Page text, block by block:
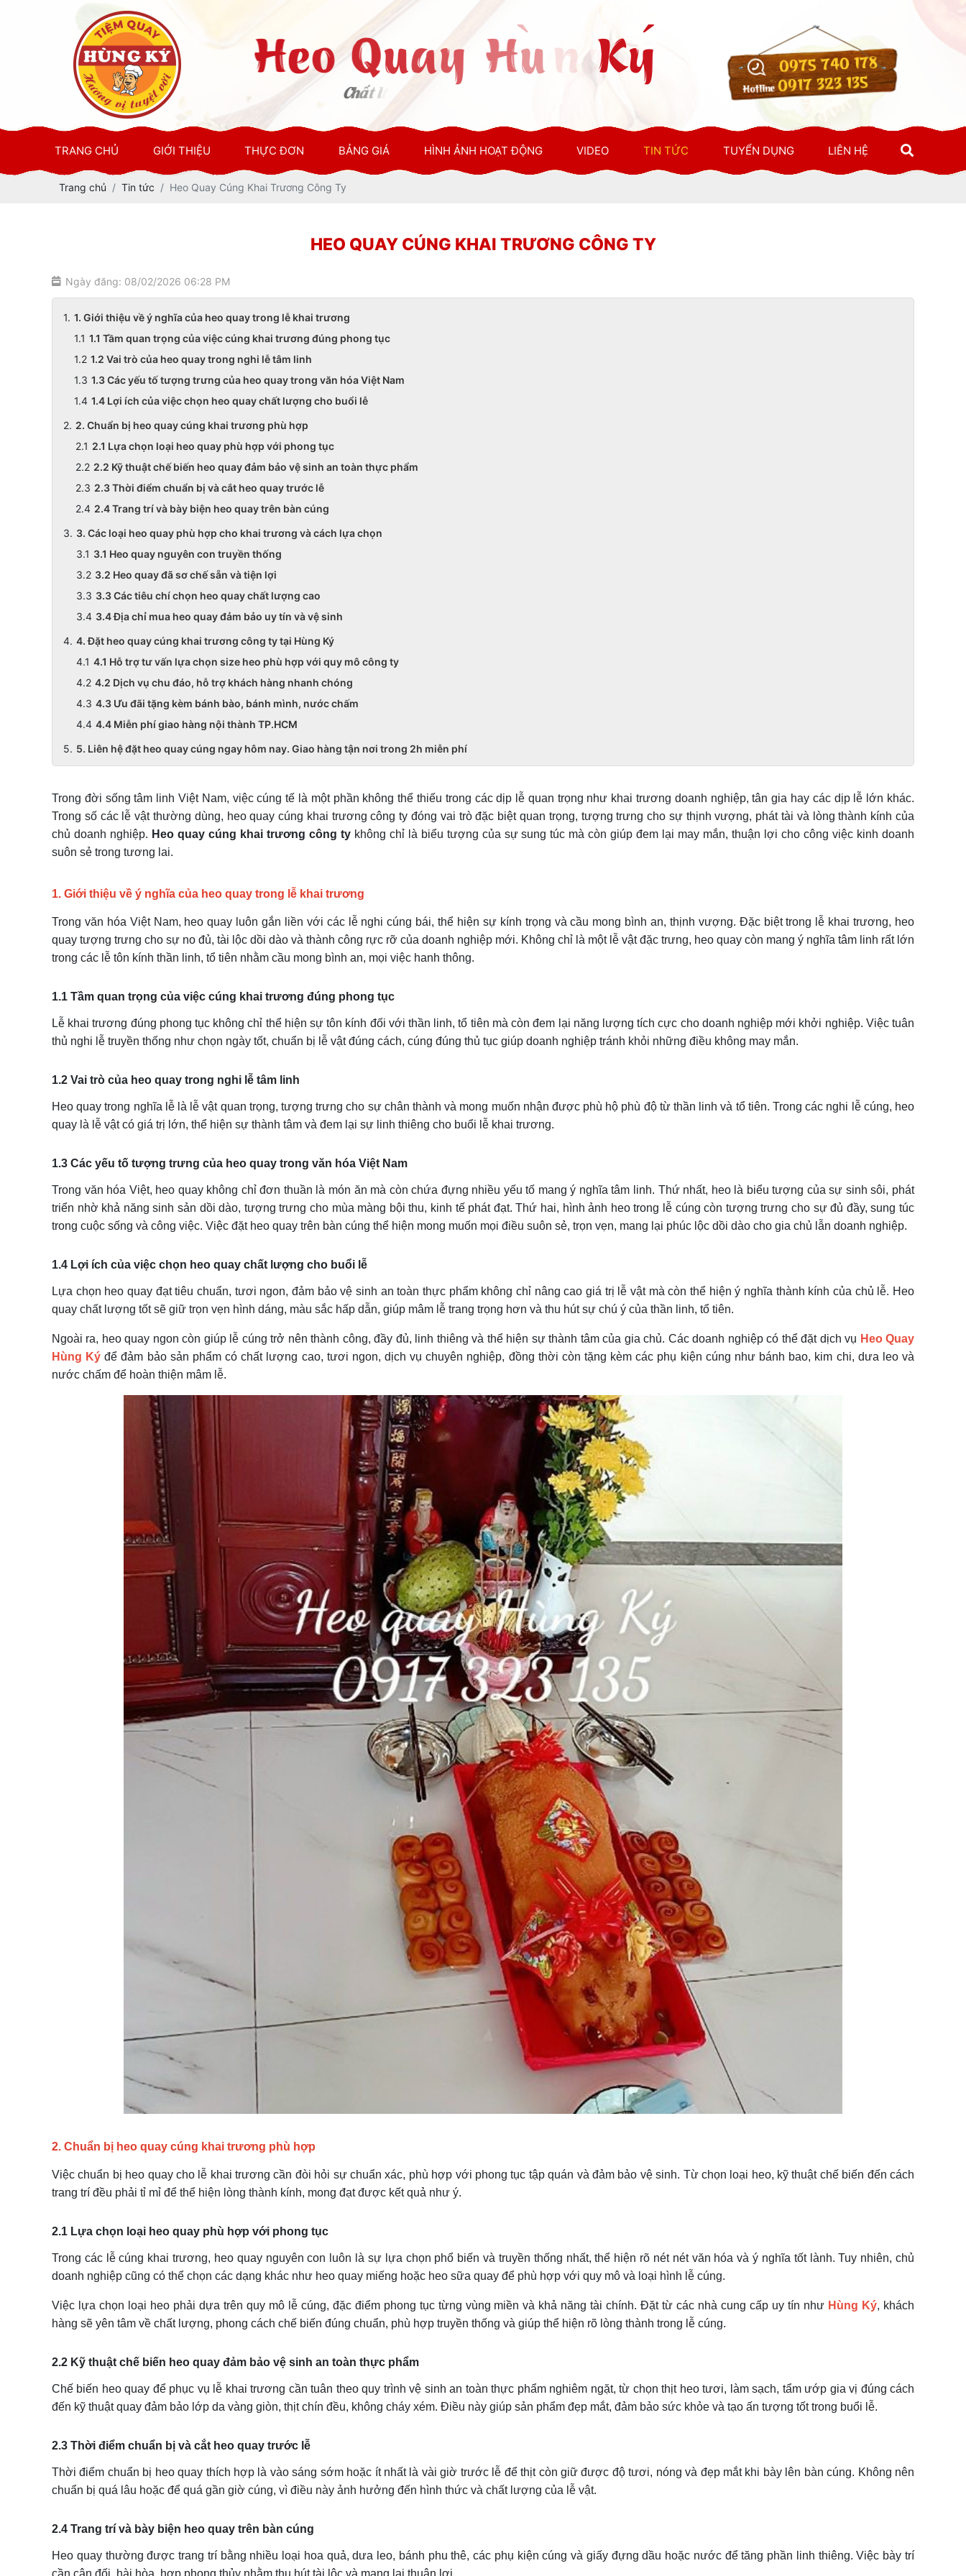
0975 740 178
Hotline0917 323 135
TRANG CHỦ GIỚI THIỆU THỰC ĐƠN BẢNG GIÁ HÌNH ẢNH HOẠT ĐỘNG VIDEO TIN TỨC TUYỂN DỤNG LIÊN HỆ
Trang chủ Tin tức Heo Quay Cúng Khai Trương Công Ty
HEO QUAY CÚNG KHAI TRƯƠNG CÔNG TY
Ngày đăng: 08/02/2026 06:28 PM
1. Giới thiệu về ý nghĩa của heo quay trong lễ khai trương
1.1 Tầm quan trọng của việc cúng khai trương đúng phong tục
1.2 Vai trò của heo quay trong nghi lễ tâm linh
1.3 Các yếu tố tượng trưng của heo quay trong văn hóa Việt Nam
1.4 Lợi ích của việc chọn heo quay chất lượng cho buổi lễ
2. Chuẩn bị heo quay cúng khai trương phù hợp
2.1 Lựa chọn loại heo quay phù hợp với phong tục
2.2 Kỹ thuật chế biến heo quay đảm bảo vệ sinh an toàn thực phẩm
2.3 Thời điểm chuẩn bị và cắt heo quay trước lễ
2.4 Trang trí và bày biện heo quay trên bàn cúng
3. Các loại heo quay phù hợp cho khai trương và cách lựa chọn
3.1 Heo quay nguyên con truyền thống
3.2 Heo quay đã sơ chế sẵn và tiện lợi
3.3 Các tiêu chí chọn heo quay chất lượng cao
3.4 Địa chỉ mua heo quay đảm bảo uy tín và vệ sinh
4. Đặt heo quay cúng khai trương công ty tại Hùng Ký
4.1 Hỗ trợ tư vấn lựa chọn size heo phù hợp với quy mô công ty
4.2 Dịch vụ chu đáo, hỗ trợ khách hàng nhanh chóng
4.3 Ưu đãi tặng kèm bánh bào, bánh mình, nước chấm
4.4 Miễn phí giao hàng nội thành TP.HCM
5. Liên hệ đặt heo quay cúng ngay hôm nay. Giao hàng tận nơi trong 2h miễn phí
Trong đời sống tâm linh Việt Nam, việc cúng tế là một phần không thể thiếu trong các dịp lễ quan trọng như khai trương doanh nghiệp, tân gia hay các dịp lễ lớn khác.
Trong số các lễ vật thường dùng, heo quay cúng khai trương công ty đóng vai trò đặc biệt quan trọng, tượng trưng cho sự thịnh vượng, phát tài và lòng thành kính của
chủ doanh nghiệp. Heo quay cúng khai trương công tykhông chỉ là biểu tượng của sự sung túc mà còn giúp đem lại may mắn, thuận lợi cho công việc kinh doanh
suôn sẻ trong tương lai.
1. Giới thiệu về ý nghĩa của heo quay trong lễ khai trương
Trong văn hóa Việt Nam, heo quay luôn gắn liền với các lễ nghi cúng bái, thể hiện sự kính trọng và cầu mong bình an, thịnh vượng. Đặc biệt trong lễ khai trương, heo
quay tượng trưng cho sự no đủ, tài lộc dồi dào và thành công rực rỡ của doanh nghiệp mới. Không chỉ là một lễ vật đặc trưng, heo quay còn mang ý nghĩa tâm linh rất lớn
trong các lễ tôn kính thần linh, tổ tiên nhằm cầu mong bình an, mọi việc hanh thông.
1.1 Tầm quan trọng của việc cúng khai trương đúng phong tục
Lễ khai trương đúng phong tục không chỉ thể hiện sự tôn kính đối với thần linh, tổ tiên mà còn đem lại năng lượng tích cực cho doanh nghiệp mới khởi nghiệp. Việc tuân
thủ nghi lễ truyền thống như chọn ngày tốt, chuẩn bị lễ vật đúng cách, cúng đúng thủ tục giúp doanh nghiệp tránh khỏi những điều không may mắn.
1.2 Vai trò của heo quay trong nghi lễ tâm linh
Heo quay trong nghĩa lễ là lễ vật quan trọng, tượng trưng cho sự chân thành và mong muốn nhận được phù hộ phù độ từ thần linh và tổ tiên. Trong các nghi lễ cúng, heo
quay là lễ vật có giá trị lớn, thể hiện sự thành tâm và đem lại sự linh thiêng cho buổi lễ khai trương.
1.3 Các yếu tố tượng trưng của heo quay trong văn hóa Việt Nam
Trong văn hóa Việt, heo quay không chỉ đơn thuần là món ăn mà còn chứa đựng nhiều yếu tố mang ý nghĩa tâm linh. Thứ nhất, heo là biểu tượng của sự sinh sôi, phát
triển nhờ khả năng sinh sản dồi dào, tượng trưng cho mùa màng bội thu, kinh tế phát đạt. Thứ hai, hình ảnh heo trong lễ cúng còn tượng trưng cho sự đủ đầy, sung túc
trong cuộc sống và công việc. Việc đặt heo quay trên bàn cúng thể hiện mong muốn mọi điều suôn sẻ, trọn vẹn, mang lại phúc lộc dồi dào cho gia chủ lẫn doanh nghiệp.
1.4 Lợi ích của việc chọn heo quay chất lượng cho buổi lễ
Lựa chọn heo quay đạt tiêu chuẩn, tươi ngon, đảm bảo vệ sinh an toàn thực phẩm không chỉ nâng cao giá trị lễ vật mà còn thể hiện ý nghĩa thành kính của chủ lễ. Heo
quay chất lượng tốt sẽ giữ trọn vẹn hình dáng, màu sắc hấp dẫn, giúp mâm lễ trang trọng hơn và thu hút sự chú ý của thần linh, tổ tiên.
Ngoài ra, heo quay ngon còn giúp lễ cúng trở nên thành công, đầy đủ, linh thiêng và thể hiện sự thành tâm của gia chủ. Các doanh nghiệp có thể đặt dịch vụ Heo Quay
Hùng Ký để đảm bảo sản phẩm có chất lượng cao, tươi ngon, dịch vụ chuyên nghiệp, đồng thời còn tặng kèm các phụ kiện cúng như bánh bao, kim chi, dưa leo và
nước chấm để hoàn thiện mâm lễ.
2. Chuẩn bị heo quay cúng khai trương phù hợp
Việc chuẩn bị heo quay cho lễ khai trương cần đòi hỏi sự chuẩn xác, phù hợp với phong tục tập quán và đảm bảo vệ sinh. Từ chọn loại heo, kỹ thuật chế biến đến cách
trang trí đều phải tỉ mỉ để thể hiện lòng thành kính, mong đạt được kết quả như ý.
2.1 Lựa chọn loại heo quay phù hợp với phong tục
Trong các lễ cúng khai trương, heo quay nguyên con luôn là sự lựa chọn phổ biến và truyền thống nhất, thể hiện rõ nét nét văn hóa và ý nghĩa tốt lành. Tuy nhiên, chủ
doanh nghiệp cũng có thể chọn các dạng khác như heo quay miếng hoặc heo sữa quay để phù hợp với quy mô và loại hình lễ cúng.
Việc lựa chọn loại heo phải dựa trên quy mô lễ cúng, đặc điểm phong tục từng vùng miền và khả năng tài chính. Đặt từ các nhà cung cấp uy tín như Hùng Ký, khách
hàng sẽ yên tâm về chất lượng, phong cách chế biến đúng chuẩn, phù hợp truyền thống và giúp thể hiện rõ lòng thành trong lễ cúng.
2.2 Kỹ thuật chế biến heo quay đảm bảo vệ sinh an toàn thực phẩm
Chế biến heo quay để phục vụ lễ khai trương cần tuân theo quy trình vệ sinh an toàn thực phẩm nghiêm ngặt, từ chọn thịt heo tươi, làm sạch, tẩm ướp gia vị đúng cách
đến kỹ thuật quay đảm bảo lớp da vàng giòn, thịt chín đều, không cháy xém. Điều này giúp sản phẩm đẹp mắt, đảm bảo sức khỏe và tạo ấn tượng tốt trong buổi lễ.
2.3 Thời điểm chuẩn bị và cắt heo quay trước lễ
Thời điểm chuẩn bị heo quay thích hợp là vào sáng sớm hoặc ít nhất là vài giờ trước lễ để thịt còn giữ được độ tươi, nóng và đẹp mắt khi bày lên bàn cúng. Không nên
chuẩn bị quá lâu hoặc để quá gần giờ cúng, vì điều này ảnh hưởng đến hình thức và chất lượng của lễ vật.
2.4 Trang trí và bày biện heo quay trên bàn cúng
Heo quay thường được trang trí bằng nhiều loại hoa quả, dưa leo, bánh phu thê, các phụ kiện cúng và giấy đựng dầu hoặc nước để tăng phần linh thiêng. Việc bày trí
cần cân đối, hài hòa, hợp phong thủy nhằm thu hút tài lộc và mang lại thuận lợi.